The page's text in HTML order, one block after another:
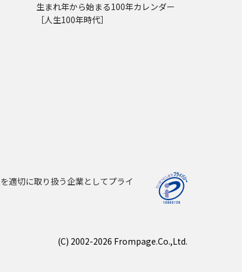
生まれ年から始まる100年カレンダー
［人生100年時代］
適切に取り扱う企業としてプライ
(C) 2002-2026 Frompage.Co.,Ltd.